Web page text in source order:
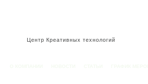
Центр Креативных технологий